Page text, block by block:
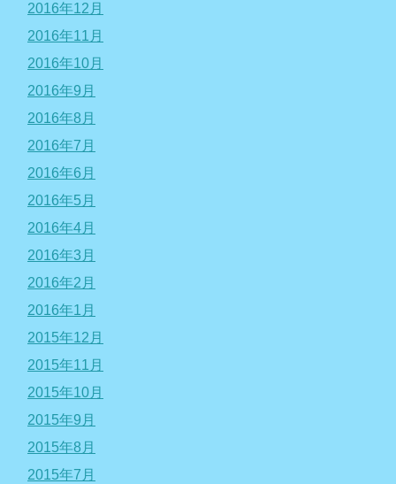
2016年12月
2016年11月
2016年10月
2016年9月
2016年8月
2016年7月
2016年6月
2016年5月
2016年4月
2016年3月
2016年2月
2016年1月
2015年12月
2015年11月
2015年10月
2015年9月
2015年8月
2015年7月